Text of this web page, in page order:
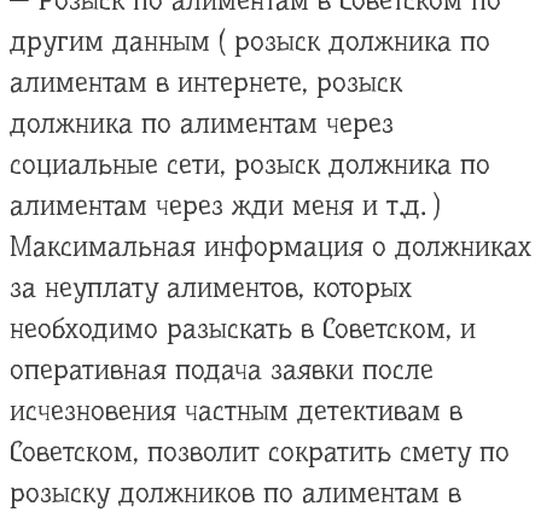
другим данным ( розыск должника по
алиментам в интернете, розыск
должника по алиментам через
социальные сети, розыск должника по
алиментам через жди меня и т.д. )
Максимальная информация о должниках
за неуплату алиментов, которых
необходимо разыскать в Советском, и
оперативная подача заявки после
исчезновения частным детективам в
Советском, позволит сократить смету по
розыску должников по алиментам в